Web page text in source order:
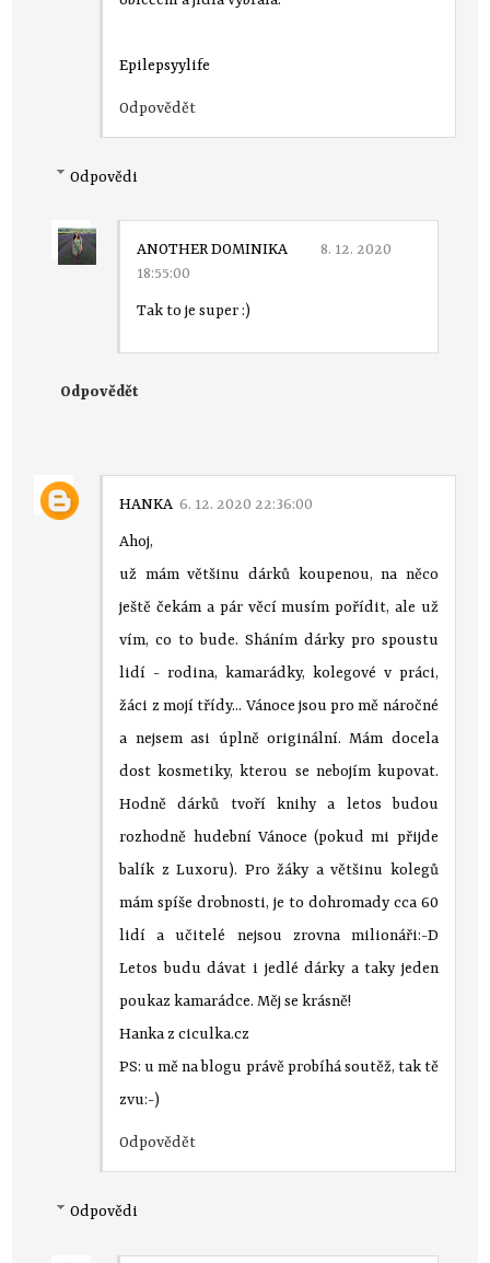
Epilepsyylife
Odpovědět
Odpovědi
ANOTHER DOMINIKA
8. 12. 2020
18:55:00
Tak to je super :)
Odpovědět
HANKA 6. 12. 2020 22:36:00
Ahoj,
už mám většinu dárků koupenou, na něco
ještě čekám a pár věcí musím pořídit, ale už
vím, co to bude. Sháním dárky pro spoustu
lidí - rodina, kamarádky, kolegové v práci,
žáci z mojí třídy... Vánoce jsou pro mě náročné
a nejsem asi úplně originální. Mám docela
dost kosmetiky, kterou se nebojím kupovat.
Hodně dárků tvoří knihy a letos budou
rozhodně hudební Vánoce (pokud mi přijde
balík z Luxoru). Pro žáky a většinu kolegů
mám spíše drobnosti, je to dohromady cca 60
lidí a učitelé nejsou zrovna milionáři:-D
Letos budu dávat i jedlé dárky a taky jeden
poukaz kamarádce. Měj se krásně!
Hanka z ciculka.cz
PS: u mě na blogu právě probíhá soutěž, tak tě
zvu:-)
Odpovědět
Odpovědi